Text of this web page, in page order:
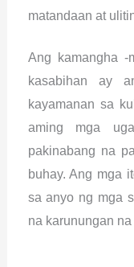
matandaan at
Ang kamangha -
kasabihan ay
kayamanan sa
aming mga
pakinabang na
buhay. Ang mga
sa anyo ng mga
na karunungan